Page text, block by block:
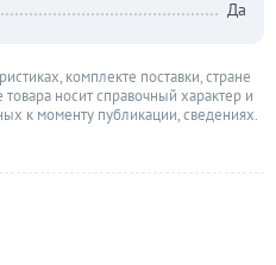
Да
комплекте поставки, стране
носит справочный характер и
к моменту публикации, сведениях.